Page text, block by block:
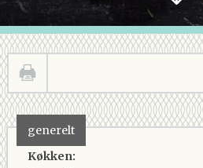
generelt
Køkken: